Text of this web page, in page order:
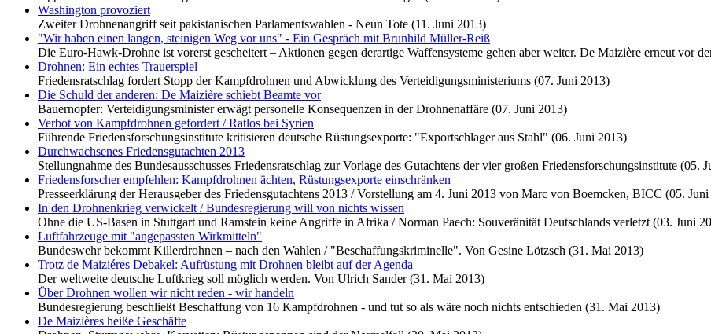
Washington provoziert
Zweiter Drohnenangriff seit pakistanischen Parlamentswahlen - Neun Tote (11. Juni 2013)
"Wir haben einen langen, steinigen Weg vor uns" - Ein Gespräch mit Brunhild Müller-Reiß
Die Euro-Hawk-Drohne ist vorerst gescheitert – Aktionen gegen derartige Waffensysteme gehen aber weiter. De Maizière erneut vor
Drohnen: Ein echtes Trauerspiel
Friedensratschlag fordert Stopp der Kampfdrohnen und Abwicklung des Verteidigungsministeriums (07. Juni 2013)
Die Schuld der anderen: De Maizière schiebt Beamte vor
Bauernopfer: Verteidigungsminister erwägt personelle Konsequenzen in der Drohnenaffäre (07. Juni 2013)
Verbot von Kampfdrohnen gefordert / Ratlos bei Syrien
Führende Friedensforschungsinstitute kritisieren deutsche Rüstungsexporte: "Exportschlager aus Stahl" (06. Juni 2013)
Durchwachsenes Friedensgutachten 2013
Stellungnahme des Bundesausschusses Friedensratschlag zur Vorlage des Gutachtens der vier großen Friedensforschungsinstitute (05.
Friedensforscher empfehlen: Kampfdrohnen ächten, Rüstungsexporte einschränken
Presseerklärung der Herausgeber des Friedensgutachtens 2013 / Vorstellung am 4. Juni 2013 von Marc von Boemcken, BICC (05.
In den Drohnenkrieg verwickelt / Bundesregierung will von nichts wissen
Ohne die US-Basen in Stuttgart und Ramstein keine Angriffe in Afrika / Norman Paech: Souveränität Deutschlands verletzt (03. Juni
Luftfahrzeuge mit "angepassten Wirkmitteln"
Bundeswehr bekommt Killerdrohnen – nach den Wahlen / "Beschaffungskriminelle". Von Gesine Lötzsch (31. Mai 2013)
Trotz de Maiziéres Debakel: Aufrüstung mit Drohnen bleibt auf der Agenda
Der weltweite deutsche Luftkrieg soll möglich werden. Von Ulrich Sander (31. Mai 2013)
Über Drohnen wollen wir nicht reden - wir handeln
Bundesregierung beschließt Beschaffung von 16 Kampfdrohnen - und tut so als wäre noch nichts entschieden (31. Mai 2013)
De Maizières heiße Geschäfte